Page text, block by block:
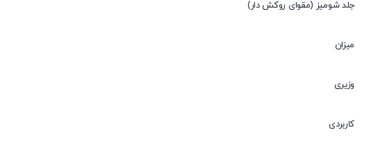
جلد شومیز (مقوای روکش دار)
میزان
وزیری
کاربردی